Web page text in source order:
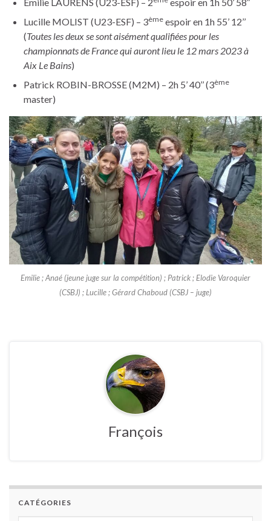
Emilie LAURENS (U23-ESF) – 2
espoir en 1h 50’ 58″
Lucille MOLIST (U23-ESF) – 3ème espoir en 1h 55’ 12’’
(Toutes les deux se sont aisément qualifiées pour les
championnats de France qui auront lieu le 12 mars 2023 à
Aix Le Bains)
Patrick ROBIN-BROSSE (M2M) – 2h 5’ 40’’ (3ème
master)
Emilie ; Anaé (jeune juge sur la compétition) ; Patrick ; Elodie Varoquier
(CSBJ) ; Lucille ; Gérard Chaboud (CSBJ – juge)
François
CATÉGORIES